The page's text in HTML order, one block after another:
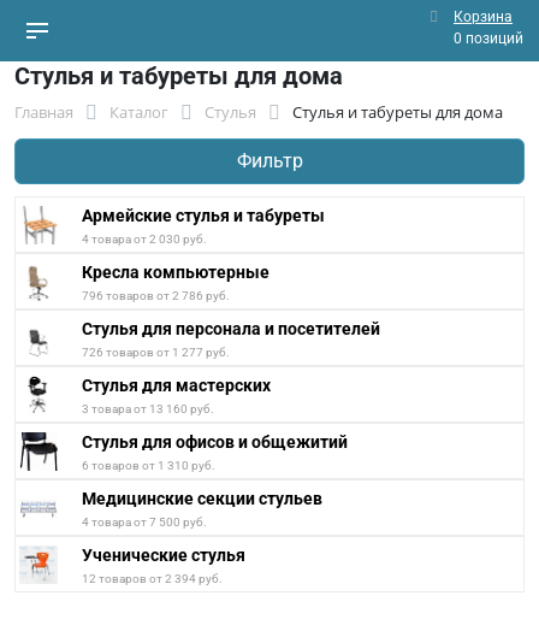
Корзина
0 позиций
Стулья и табуреты для дома
Главная Каталог Стулья Стулья и табуреты для дома
Фильтр
Армейские стулья и табуреты
4 товара от 2 030 руб.
Кресла компьютерные
796 товаров от 2 786 руб.
Стулья для персонала и посетителей
726 товаров от 1 277 руб.
Стулья для мастерских
3 товара от 13 160 руб.
Стулья для офисов и общежитий
6 товаров от 1 310 руб.
Медицинские секции стульев
4 товара от 7 500 руб.
Ученические стулья
12 товаров от 2 394 руб.